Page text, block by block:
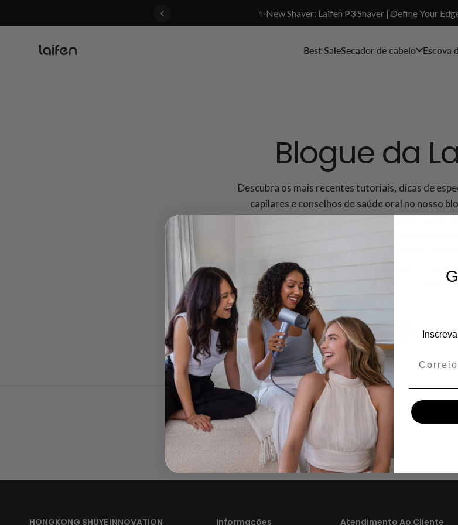
✨New Shaver: Laifen P3 Shaver | Define Your
Best SaleSecador de cabelo Escova
Blogue da
Descubra os mais recentes tutoriais, dicas de
capilares e conselhos de saúde oral no nosso
cabelo ou informações sobre saúde oral, o nosso
aspectos essenciais para a ajudar a ter a
HONGKONG SHUYE INNOVATION Informações Atendimento Ao Cliente